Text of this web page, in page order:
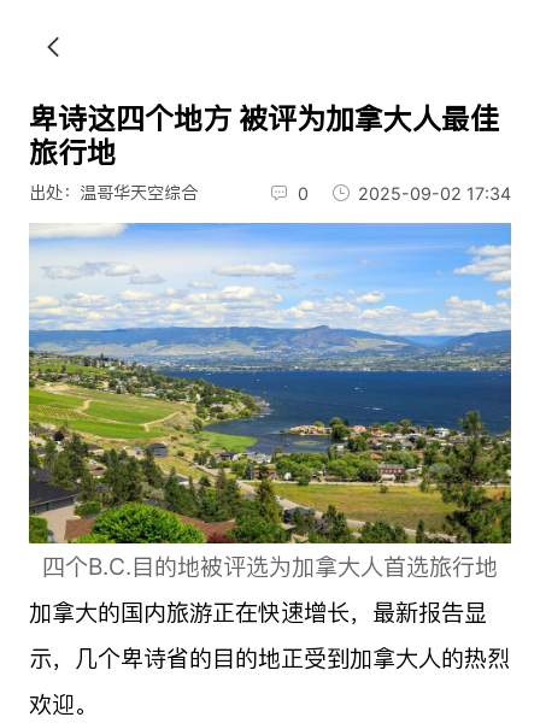
卑诗这四个地方 被评为加拿大人最佳
旅行地
出处：温哥华天空综合 0 2025-09-02 17:34
四个B.C.目的地被评选为加拿大人首选旅行地
加拿大的国内旅游正在快速增长，最新报告显
示，几个卑诗省的目的地正受到加拿大人的热烈
欢迎。